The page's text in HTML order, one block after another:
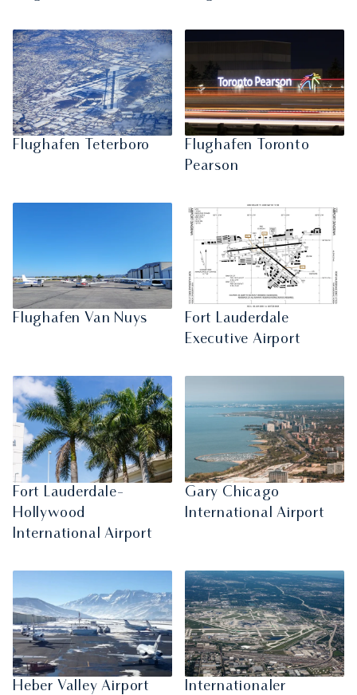
Flughafen Teterboro
Flughafen Toronto
Pearson
Flughafen Van Nuys
Fort Lauderdale
Executive Airport
Fort Lauderdale-
Hollywood
International Airport
Gary Chicago
International Airport
Heber Valley Airport
Internationaler